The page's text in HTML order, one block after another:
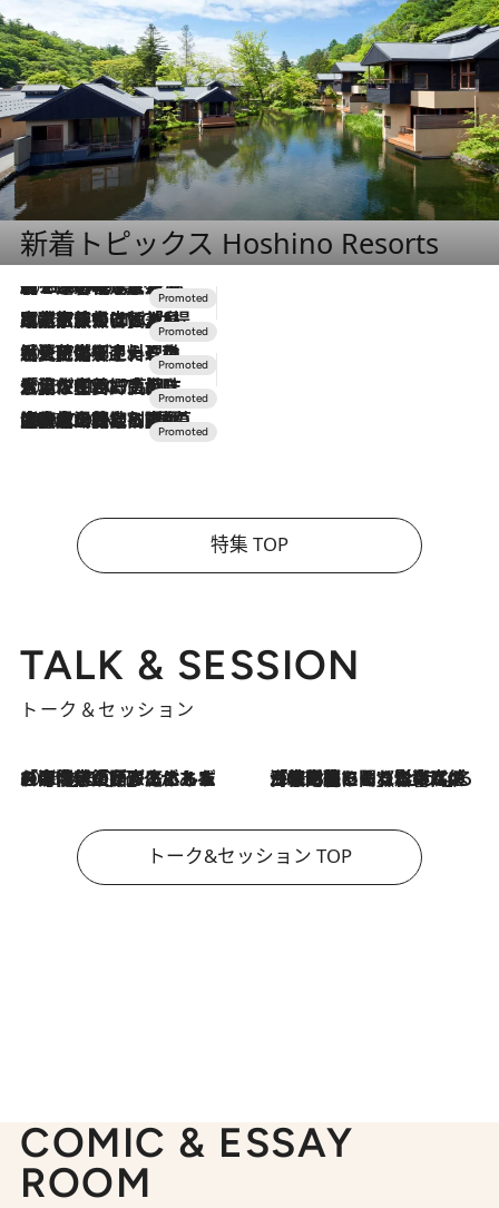
新着トピックス Hoshino Resorts
2026.8.7
【トンボの足水浴】ヒノキの香りに包まれて涼感マックス！約13℃の湧水かけ流しを避暑地「星野温泉 トンボの湯」で体験
2026.7.31
【ホテル帰省】という選択肢をOMOが提案。家族とほどよい距離を保つには「昼は実家、夜は気兼ねなくホテルで！」
2026.7.24
【夏限定ディナーコース】旬を迎える稚鮎や花ズッキーニなどをイタリア・トスカーナの郷土料理の手法で満喫！
2026.7.17
「土佐和ハーブかき氷」がOMO7高知に登場！生姜、山椒、大葉など目にも舌にも涼を呼ぶ郷土の味
2026.7.10
NEW OPEN！【界 草津】名湯の地に誕生。趣の異なる2種の温泉と上州ならではの会席・蕎麦割烹など美食を味わう究極の癒やし旅
特集 TOP
TALK & SESSION
トーク＆セッション
2026.8.3
「今後値上げがあるとすれば…」「リスクがあるのは今年の冬」エネルギー専門家が語る、ホルムズ海峡封鎖が家庭にもたらす“ある心配” 2026.8.3
「住宅建てられない…」「サーチャージ料の高値が続いている」ホルムズ海峡封鎖による影響はいつまで続く？《エネルギー専門家に聞く“どうなる日本の暮らし”》
トーク&セッション TOP
COMIC & ESSAY
ROOM